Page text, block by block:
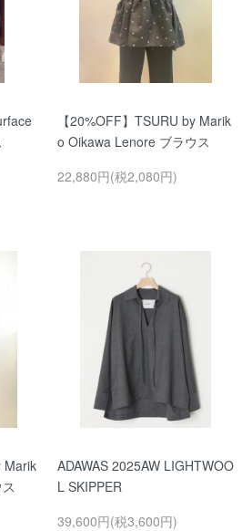
【20%OFF】TSURU by Marik
o Oikawa Lenore ブラウス
22,880円(税2,080円)
Marik
ADAWAS 2025AW LIGHTWOO
L SKIPPER
39,600円(税3,600円)